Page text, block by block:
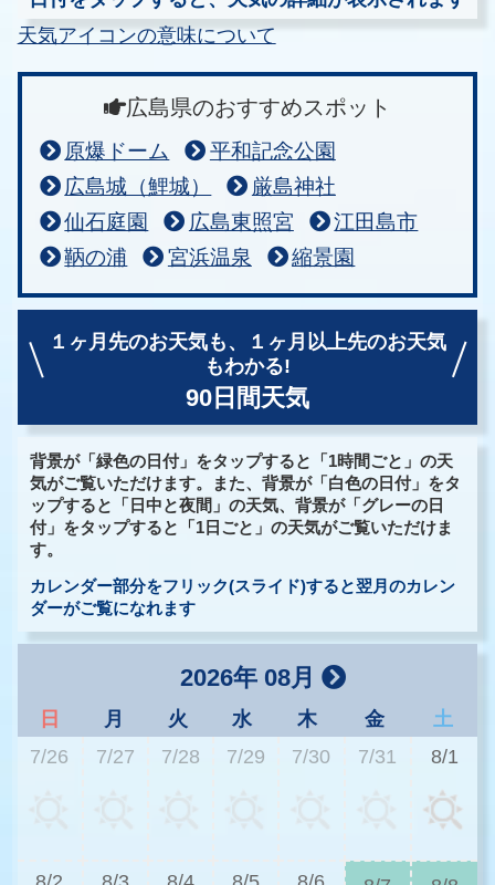
天気アイコンの意味について
広島県のおすすめスポット
原爆ドーム
平和記念公園
広島城（鯉城）
厳島神社
仙石庭園
広島東照宮
江田島市
鞆の浦
宮浜温泉 縮景園
１ヶ月先のお天気も、
１ヶ月以上先のお天気
もわかる!
90日間天気
背景が「緑色の日付」をタップすると「1時間ごと」の天
気がご覧いただけます。また、背景が「白色の日付」をタ
ップすると「日中と夜間」の天気、背景が「グレーの日
付」をタップすると「1日ごと」の天気がご覧いただけま
す。
カレンダー部分をフリック(スライド)すると翌月のカレン
ダーがご覧になれます
2026年 08月
日 月 火 水 木 金
土
7/26
7/27 7/28 7/29 7/30 7/31 8/1